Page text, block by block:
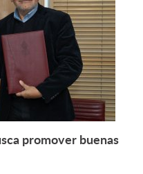
Leer más +
promover buenas